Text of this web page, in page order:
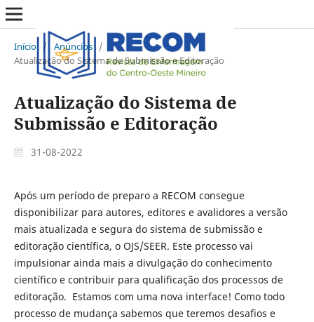
Início / Anúncios /
Atualização do Sistema de Submissão e Editoração
Atualização do Sistema de
Submissão e Editoração
31-08-2022
Após um período de preparo a RECOM consegue
disponibilizar para autores, editores e avalidores a versão
mais atualizada e segura do sistema de submissão e
editoração científica, o OJS/SEER. Este processo vai
impulsionar ainda mais a divulgação do conhecimento
científico e contribuir para qualificação dos processos de
editoração. Estamos com uma nova interface! Como todo
processo de mudança sabemos que teremos desafios e